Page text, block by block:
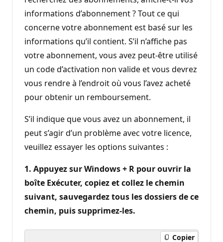
informations d’abonnement ? Tout ce qui
concerne votre abonnement est basé sur les
informations qu’il contient. S’il n’affiche pas
votre abonnement, vous avez peut-être utilisé
un code d’activation non valide et vous devrez
vous rendre à l’endroit où vous l’avez acheté
pour obtenir un remboursement.
S’il indique que vous avez un abonnement, il
peut s’agir d’un problème avec votre licence,
veuillez essayer les options suivantes :
1. Appuyez sur Windows + R pour ouvrir la
boîte Exécuter, copiez et collez le chemin
suivant, sauvegardez tous les dossiers de ce
chemin, puis supprimez-les.
Copier